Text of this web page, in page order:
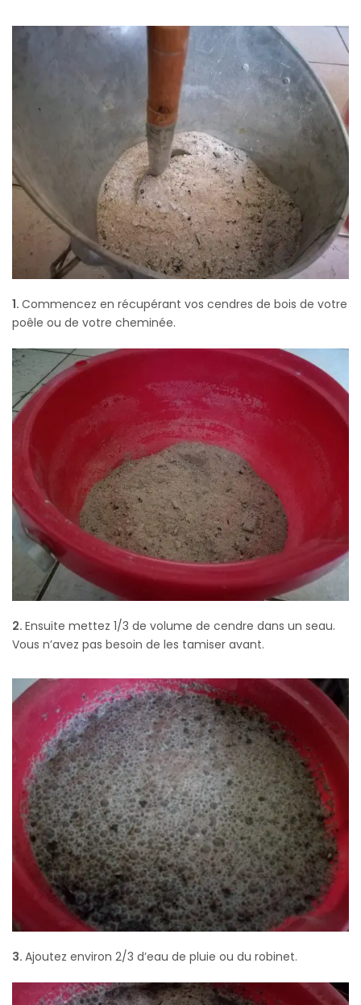
1. Commencez en récupérant vos cendres de bois de votre
poêle ou de votre cheminée.
2. Ensuite mettez 1/3 de volume de cendre dans un seau.
Vous n’avez pas besoin de les tamiser avant.
3. Ajoutez environ 2/3 d’eau de pluie ou du robinet.